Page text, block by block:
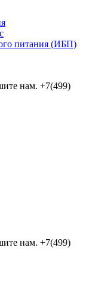
питания (ИБП)
нам. +7(499)
нам. +7(499)